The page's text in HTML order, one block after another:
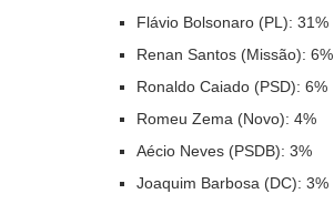
Flávio Bolsonaro (PL): 31%
Renan Santos (Missão): 6%
Ronaldo Caiado (PSD): 6%
Romeu Zema (Novo): 4%
Aécio Neves (PSDB): 3%
Joaquim Barbosa (DC): 3%